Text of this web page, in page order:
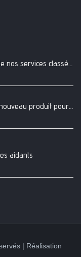
Evaluation HAS : 5 de nos services classés A
Téléassistance : un nouveau produit pour plus de sécurité
aidants
| Réalisation